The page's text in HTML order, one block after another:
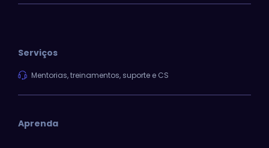
Serviços
Mentorias, treinamentos, suporte e CS
Aprenda